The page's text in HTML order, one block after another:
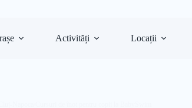
Activități Locații